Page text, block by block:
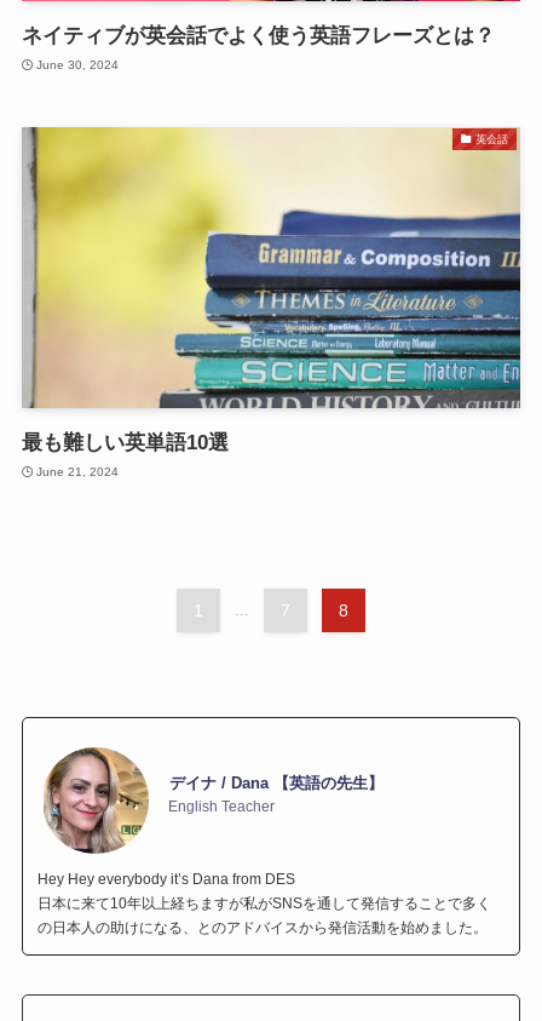
ネイティブが英会話でよく使う英語フレーズとは？
June 30, 2024
英会話
最も難しい英単語10選
June 21, 2024
1 7 8
デイナ / Dana 【英語の先生】
English Teacher
Hey Hey everybody it’s Dana from DES
日本に来て10年以上経ちますが私がSNSを通して発信することで多く
の日本人の助けになる、とのアドバイスから発信活動を始めました。